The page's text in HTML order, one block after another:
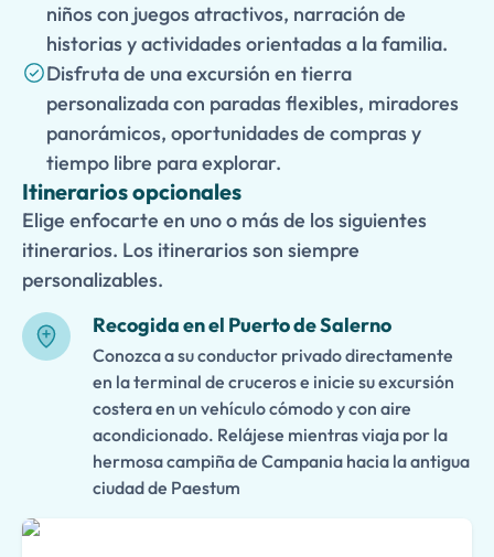
niños con juegos atractivos, narración de
historias y actividades orientadas a la familia.
Disfruta de una excursión en tierra
personalizada con paradas flexibles, miradores
panorámicos, oportunidades de compras y
tiempo libre para explorar.
Itinerarios opcionales
Elige enfocarte en uno o más de los siguientes
itinerarios. Los itinerarios son siempre
personalizables.
Recogida en el Puerto de Salerno
Conozca a su conductor privado directamente
en la terminal de cruceros e inicie su excursión
costera en un vehículo cómodo y con aire
acondicionado. Relájese mientras viaja por la
hermosa campiña de Campania hacia la antigua
ciudad de Paestum